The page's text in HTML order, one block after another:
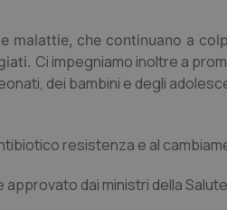
malattie, che continuano a
Ci impegniamo inoltre a
dei bambini e degli
resistenza e al
dai ministri della